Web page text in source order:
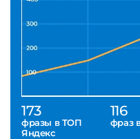
173
фразы в ТОП
Яндекс
116
фраз